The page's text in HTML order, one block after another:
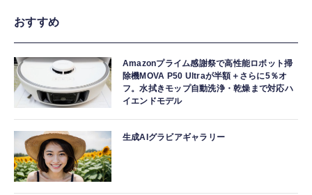
おすすめ
Amazonプライム感謝祭で高性能ロボット掃
除機MOVA P50 Ultraが半額＋さらに5％オ
フ。水拭きモップ自動洗浄・乾燥まで対応ハ
イエンドモデル
生成AIグラビアギャラリー